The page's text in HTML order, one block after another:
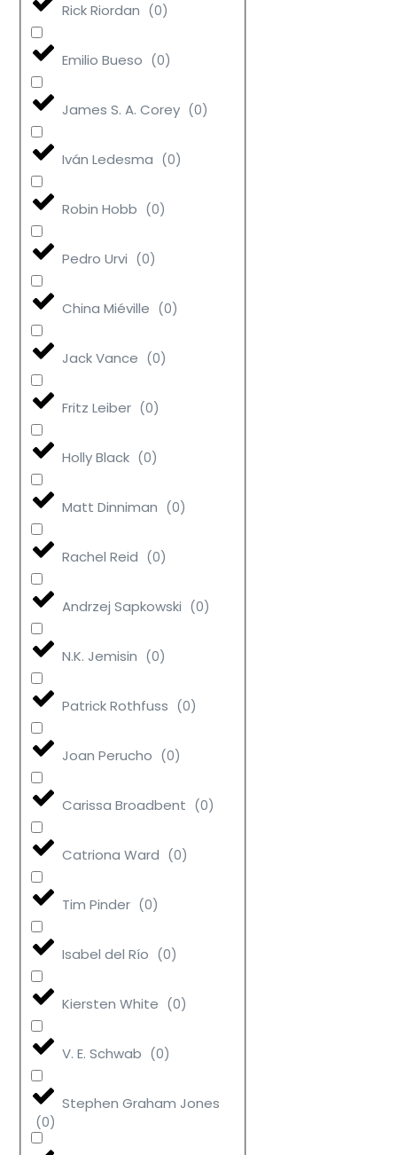
Rick Riordan (0)
Emilio Bueso (0)
James S. A. Corey (0)
Iván Ledesma (0)
Robin Hobb (0)
Pedro Urvi (0)
China Miéville (0)
Jack Vance (0)
Fritz Leiber (0)
Holly Black (0)
Matt Dinniman (0)
Rachel Reid (0)
Andrzej Sapkowski (0)
N.K. Jemisin (0)
Patrick Rothfuss (0)
Joan Perucho (0)
Carissa Broadbent (0)
Catriona Ward (0)
Tim Pinder (0)
Isabel del Río (0)
Kiersten White (0)
V. E. Schwab (0)
Stephen Graham Jones
(0)